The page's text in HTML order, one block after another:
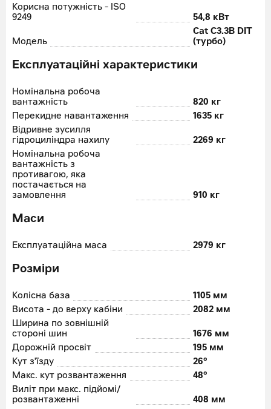
Корисна потужність - ISO
9249
54,8 кВт
Модель
Cat C3.3B DIT
(турбо)
Експлуатаційні характеристики
Номінальна робоча
вантажність
820 кг
Перекидне навантаження
1635 кг
Відривне зусилля
гідроциліндра нахилу
2269 кг
Номінальна робоча
вантажність з
противагою, яка
постачається на
замовлення
910 кг
Маси
Експлуатаційна маса 2979 кг
Розміри
Колісна база
1105 мм
Висота - до верху кабіни
2082 мм
Ширина по зовнішній
стороні шин
1676 мм
Дорожній просвіт
195 мм
Кут з'їзду
26°
Макс. кут розвантаження
48°
Виліт при макс. підйомі/
розвантаженні
408 мм